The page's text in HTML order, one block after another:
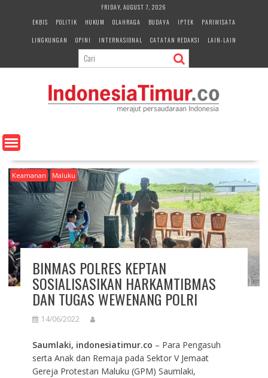
e
n
FRIDAY, AUGUST 7, 2026
EKBIS
POLITIK HUKUM OLAHRAGA BUDAYA IPTEK
PARIWISATA
LINGKUNGAN
OPINI INTERNASIONAL CATATAN REDAKSI LAIN-LAIN
Keamanan Maluku
BINMAS POLRES KEPTAN
SOSIALISASIKAN HARKAMTIBMAS
DAN TUGAS WEWENANG POLRI
14/06/2022
Saumlaki, indonesiatimur.co – Para Pengasuh
serta Anak dan Remaja pada Sektor V Jemaat
Gereja Protestan Maluku (GPM) Saumlaki,